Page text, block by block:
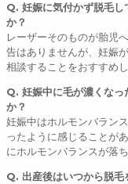
Q. 妊娠に気付かず脱毛
か？
レーザーそのものが胎児
告はありませんが、妊娠
相談することをおすすめし
Q. 妊娠中に毛が濃くな
か？
妊娠中はホルモンバラン
ったように感じることが
にホルモンバランスが落
Q. 出産後はいつから脱毛